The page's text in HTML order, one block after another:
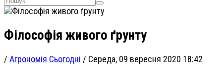
Філософія живого ґрунту
/ Агрономія Сьогодні / Середа, 09 вересня 2020 18:42